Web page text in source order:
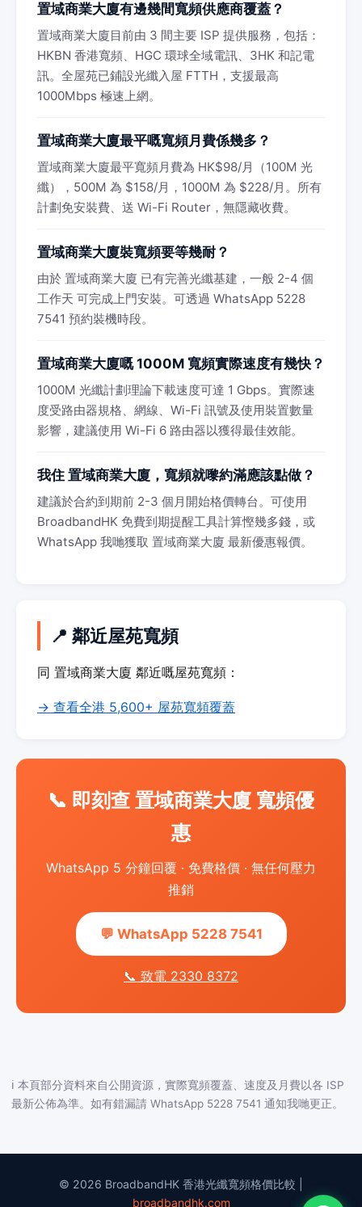
置域商業大廈有邊幾間寬頻供應商覆蓋？
置域商業大廈目前由 3 間主要 ISP 提供服務，包括：
HKBN 香港寬頻、HGC 環球全域電訊、3HK 和記電
訊。全屋苑已鋪設光纖入屋 FTTH，支援最高
1000Mbps 極速上網。
置域商業大廈最平嘅寬頻月費係幾多？
置域商業大廈最平寬頻月費為 HK$98/月（100M 光
纖），500M 為 $158/月，1000M 為 $228/月。所有
計劃免安裝費、送 Wi-Fi Router，無隱藏收費。
置域商業大廈裝寬頻要等幾耐？
由於 置域商業大廈 已有完善光纖基建，一般 2-4 個
工作天 可完成上門安裝。可透過 WhatsApp 5228
7541 預約裝機時段。
置域商業大廈嘅 1000M 寬頻實際速度有幾快？
1000M 光纖計劃理論下載速度可達 1 Gbps。實際速
度受路由器規格、網線、Wi-Fi 訊號及使用裝置數量
影響，建議使用 Wi-Fi 6 路由器以獲得最佳效能。
我住 置域商業大廈，寬頻就嚟約滿應該點做？
建議於合約到期前 2-3 個月開始格價轉台。可使用
BroadbandHK 免費到期提醒工具計算慳幾多錢，或
WhatsApp 我哋獲取 置域商業大廈 最新優惠報價。
📍 鄰近屋苑寬頻
同 置域商業大廈 鄰近嘅屋苑寬頻：
→ 查看全港 5,600+ 屋苑寬頻覆蓋
📞 即刻查 置域商業大廈 寬頻優
惠
WhatsApp 5 分鐘回覆 · 免費格價 · 無任何壓力
推銷
💬 WhatsApp 5228 7541
📞 致電 2330 8372
ℹ️ 本頁部分資料來自公開資源，實際寬頻覆蓋、速度及月費以各 ISP
最新公佈為準。如有錯漏請 WhatsApp 5228 7541 通知我哋更正。
© 2026 BroadbandHK 香港光纖寬頻格價比較 |
broadbandhk.com